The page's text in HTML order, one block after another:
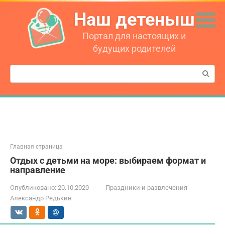
Перейти
контенту
Наш детеныш
Портал для настоящих и
будущих родителей
Поиск:
Главная страница
Отдых с детьми на море: выбираем формат и
направление
Опубликовано: 20.10.2020
Праздники и развлечения
Александр Редькин